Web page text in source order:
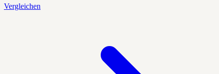
Vergleichen